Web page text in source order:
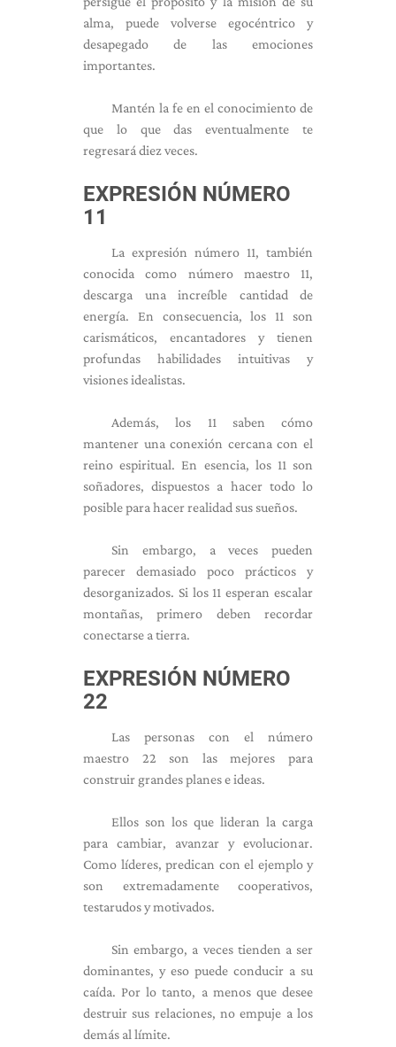
alma, puede volverse egocéntrico y
desapegado de las emociones
importantes.
Mantén la fe en el conocimiento de
que lo que das eventualmente te
regresará diez veces.
EXPRESIÓN NÚMERO
11
La expresión número 11, también
conocida como número maestro 11,
descarga una increíble cantidad de
energía. En consecuencia, los 11 son
carismáticos, encantadores y tienen
profundas habilidades intuitivas y
visiones idealistas.
Además, los 11 saben cómo
mantener una conexión cercana con el
reino espiritual. En esencia, los 11 son
soñadores, dispuestos a hacer todo lo
posible para hacer realidad sus sueños.
Sin embargo, a veces pueden
parecer demasiado poco prácticos y
desorganizados. Si los 11 esperan escalar
montañas, primero deben recordar
conectarse a tierra.
EXPRESIÓN NÚMERO
22
Las personas con el número
maestro 22 son las mejores para
construir grandes planes e ideas.
Ellos son los que lideran la carga
para cambiar, avanzar y evolucionar.
Como líderes, predican con el ejemplo y
son extremadamente cooperativos,
testarudos y motivados.
Sin embargo, a veces tienden a ser
dominantes, y eso puede conducir a su
caída. Por lo tanto, a menos que desee
destruir sus relaciones, no empuje a los
demás al límite.